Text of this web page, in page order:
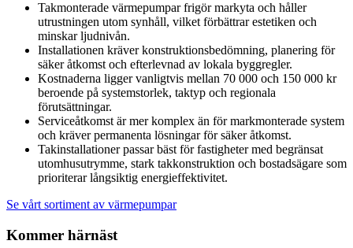
Takmonterade värmepumpar frigör markyta och håller
utrustningen utom synhåll, vilket förbättrar estetiken och
minskar ljudnivån.
Installationen kräver konstruktionsbedömning, planering för
säker åtkomst och efterlevnad av lokala byggregler.
Kostnaderna ligger vanligtvis mellan 70 000 och 150 000 kr
beroende på systemstorlek, taktyp och regionala
förutsättningar.
Serviceåtkomst är mer komplex än för markmonterade system
och kräver permanenta lösningar för säker åtkomst.
Takinstallationer passar bäst för fastigheter med begränsat
utomhusutrymme, stark takkonstruktion och bostadsägare som
prioriterar långsiktig energieffektivitet.
Se vårt sortiment av värmepumpar
Kommer härnäst